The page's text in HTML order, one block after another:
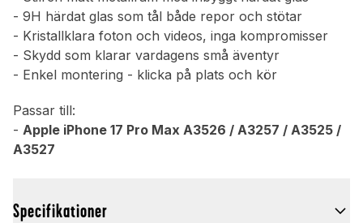
- 9H härdat glas som tål både repor och stötar
- Kristallklara foton och videos, inga kompromisser
- Skydd som klarar vardagens små äventyr
- Enkel montering - klicka på plats och kör
Passar till:
- Apple iPhone 17 Pro Max A3526 / A3257 / A3525 /
A3527
Specifikationer